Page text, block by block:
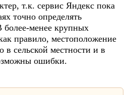
т.к. сервис Яндекс пока
точно определять
более-менее крупных
правило, местоположение
в сельской местности и в
ошибки.